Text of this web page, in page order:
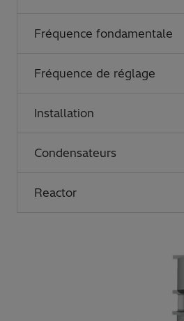
Fréquence fondamentale
Fréquence de réglage
Installation
Condensateurs
Reactor